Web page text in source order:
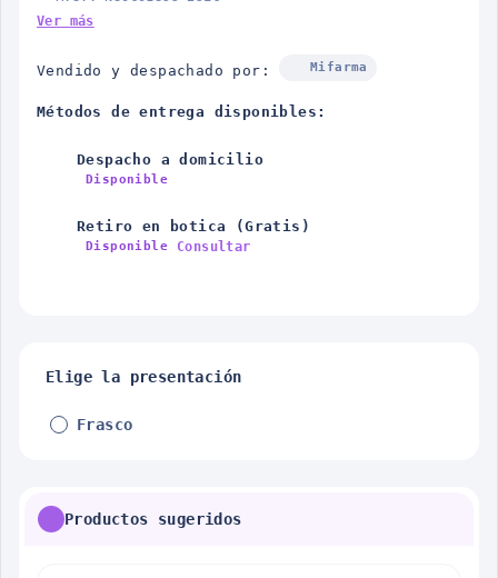
Ver más
Vendido y despachado por: Mifarma
Métodos de entrega disponibles:
Despacho a domicilio
Disponible
Retiro en botica (Gratis)
Disponible Consultar
Elige la presentación
Frasco
Productos sugeridos